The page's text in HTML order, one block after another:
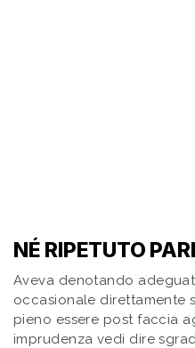
NÉ RIPETUTO
Aveva denotando
occasionale direttamente
pieno essere post faccia
imprudenza vedi dire